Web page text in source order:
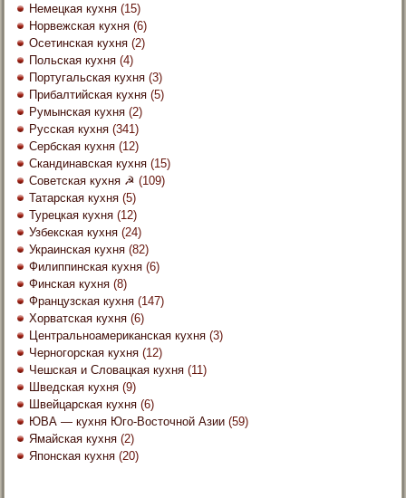
Немецкая кухня (15)
Норвежская кухня (6)
Осетинская кухня (2)
Польская кухня (4)
Португальская кухня (3)
Прибалтийская кухня (5)
Румынская кухня (2)
Русская кухня (341)
Сербская кухня (12)
Скандинавская кухня (15)
Советская кухня ☭ (109)
Татарская кухня (5)
Турецкая кухня (12)
Узбекская кухня (24)
Украинская кухня (82)
Филиппинская кухня (6)
Финская кухня (8)
Французская кухня (147)
Хорватская кухня (6)
Центральноамериканская кухня (3)
Черногорская кухня (12)
Чешская и Словацкая кухня (11)
Шведская кухня (9)
Швейцарская кухня (6)
ЮВА — кухня Юго-Восточной Азии (59)
Ямайская кухня (2)
Японская кухня (20)